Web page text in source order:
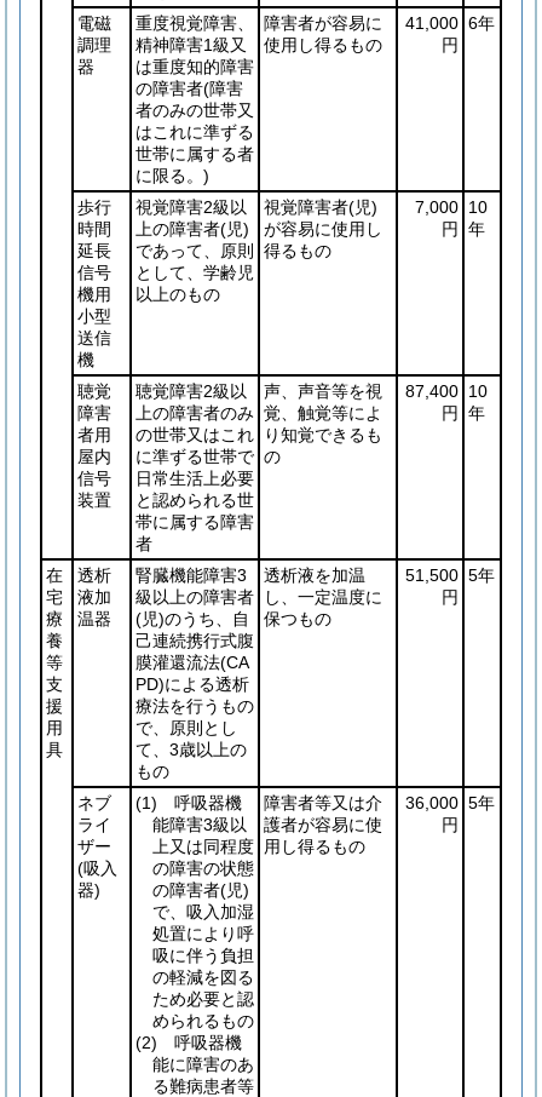
電磁
調理
器
重度視覚障害、
精神障害1級又
は重度知的障害
の障害者(障害
者のみの世帯又
はこれに準ずる
世帯に属する者
に限る。)
障害者が容易に
使用し得るもの
41,000
円
6年
歩行
時間
延長
信号
機用
小型
送信
機
視覚障害2級以
上の障害者(児)
であって、原則
として、学齢児
以上のもの
視覚障害者(児)
が容易に使用し
得るもの
7,000
円
10
年
聴覚
障害
者用
屋内
信号
装置
聴覚障害2級以
上の障害者のみ
の世帯又はこれ
に準ずる世帯で
日常生活上必要
と認められる世
帯に属する障害
者
声、声音等を視
覚、触覚等によ
り知覚できるも
の
87,400
円
10
年
在
宅
療
養
等
支
援
用
具
透析
液加
温器
腎臓機能障害3
級以上の障害者
(児)のうち、自
己連続携行式腹
膜灌還流法(CA
PD)による透析
療法を行うもの
で、原則とし
て、3歳以上の
もの
透析液を加温
し、一定温度に
保つもの
51,500
円
5年
ネブ
ライ
ザー
(吸入
器)
(1) 呼吸器機
能障害3級以
上又は同程度
の障害の状態
の障害者(児)
で、吸入加湿
処置により呼
吸に伴う負担
の軽減を図る
ため必要と認
められるもの
(2) 呼吸器機
能に障害のあ
る難病患者等
障害者等又は介
護者が容易に使
用し得るもの
36,000
円
5年